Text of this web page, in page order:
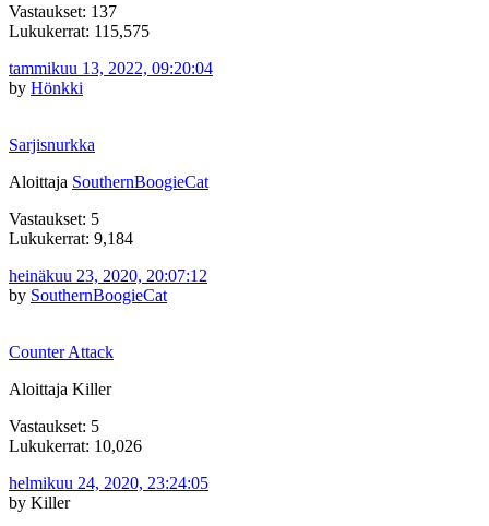
Vastaukset: 137
Lukukerrat: 115,575
tammikuu 13, 2022, 09:20:04
by Hönkki
Sarjisnurkka
Aloittaja SouthernBoogieCat
Vastaukset: 5
Lukukerrat: 9,184
heinäkuu 23, 2020, 20:07:12
by SouthernBoogieCat
Counter Attack
Aloittaja Killer
Vastaukset: 5
Lukukerrat: 10,026
helmikuu 24, 2020, 23:24:05
by Killer